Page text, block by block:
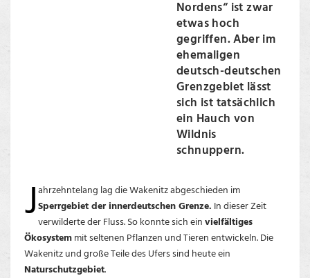
Nordens“ ist zwar
etwas hoch
gegriffen. Aber im
ehemaligen
deutsch-deutschen
Grenzgebiet lässt
sich ist tatsächlich
ein Hauch von
Wildnis
schnuppern.
Jahrzehntelang lag die Wakenitz abgeschieden im
Sperrgebiet der innerdeutschen Grenze. In dieser Zeit
verwilderte der Fluss. So konnte sich einvielfältiges
Ökosystemmit seltenen Pflanzen und Tieren entwickeln. Die
Wakenitz und große Teile des Ufers sind heute ein
Naturschutzgebiet.